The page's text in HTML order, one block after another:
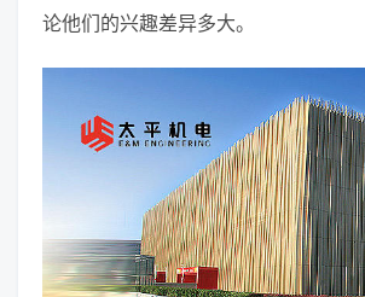
论他们的兴趣差异多大。